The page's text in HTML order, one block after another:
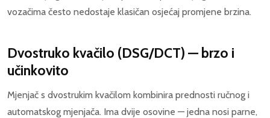
vozačima često nedostaje klasičan osjećaj promjene brzina.
Dvostruko kvačilo (DSG/DCT) — brzo i
učinkovito
Mjenjač s dvostrukim kvačilom kombinira prednosti ručnog i
automatskog mjenjača. Ima dvije osovine — jedna nosi parne,